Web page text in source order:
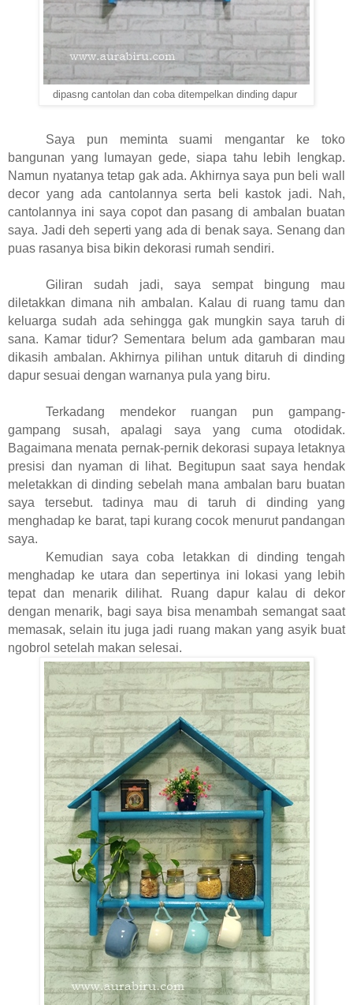
dipasng cantolan dan coba ditempelkan dinding dapur
Saya pun meminta suami mengantar ke toko
bangunan yang lumayan gede, siapa tahu lebih lengkap.
Namun nyatanya tetap gak ada. Akhirnya saya pun beli wall
decor yang ada cantolannya serta beli kastok jadi. Nah,
cantolannya ini saya copot dan pasang di ambalan buatan
saya. Jadi deh seperti yang ada di benak saya. Senang dan
puas rasanya bisa bikin dekorasi rumah sendiri.
Giliran sudah jadi, saya sempat bingung mau
diletakkan dimana nih ambalan. Kalau di ruang tamu dan
keluarga sudah ada sehingga gak mungkin saya taruh di
sana. Kamar tidur? Sementara belum ada gambaran mau
dikasih ambalan. Akhirnya pilihan untuk ditaruh di dinding
dapur sesuai dengan warnanya pula yang biru.
Terkadang mendekor ruangan pun gampang-
gampang susah, apalagi saya yang cuma otodidak.
Bagaimana menata pernak-pernik dekorasi supaya letaknya
presisi dan nyaman di lihat. Begitupun saat saya hendak
meletakkan di dinding sebelah mana ambalan baru buatan
saya tersebut. tadinya mau di taruh di dinding yang
menghadap ke barat, tapi kurang cocok menurut pandangan
saya.
Kemudian saya coba letakkan di dinding tengah
menghadap ke utara dan sepertinya ini lokasi yang lebih
tepat dan menarik dilihat. Ruang dapur kalau di dekor
dengan menarik, bagi saya bisa menambah semangat saat
memasak, selain itu juga jadi ruang makan yang asyik buat
ngobrol setelah makan selesai.